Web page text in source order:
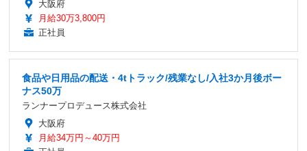
大阪府
月給30万3,800円
正社員
食品や日用品の配送・4tトラック/残業なし/入社3か月後ボー
ナス50万
ランナープロデュース株式会社
大阪府
月給34万円～40万円